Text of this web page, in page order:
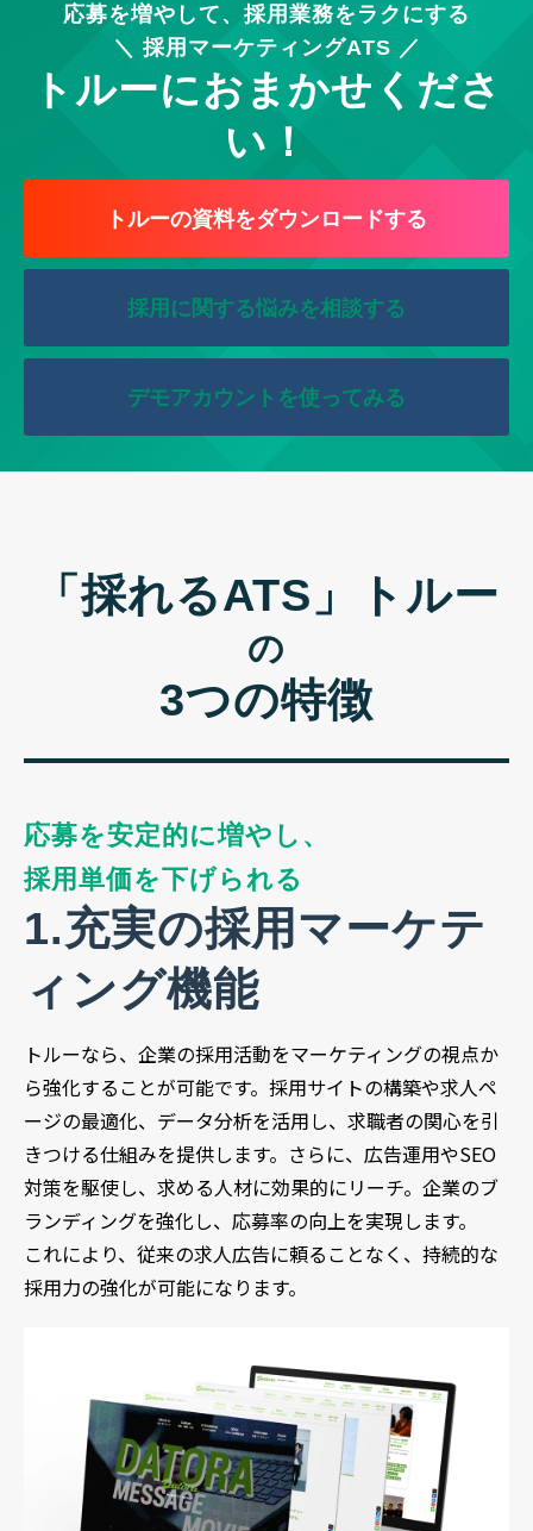
応募を増やして、採用業務をラクにする
＼ 採用マーケティングATS ／
トルーにおまかせくださ
い！
トルーの資料をダウンロードする
採用に関する悩みを相談する
デモアカウントを使ってみる
「採れるATS」トルー
の
3つの特徴
応募を安定的に増やし、
採用単価を下げられる
1.充実の採用マーケテ
ィング機能
トルーなら、企業の採用活動をマーケティングの視点か
ら強化することが可能です。採用サイトの構築や求人ペ
ージの最適化、データ分析を活用し、求職者の関心を引
きつける仕組みを提供します。さらに、広告運用やSEO
対策を駆使し、求める人材に効果的にリーチ。企業のブ
ランディングを強化し、応募率の向上を実現します。
これにより、従来の求人広告に頼ることなく、持続的な
採用力の強化が可能になります。